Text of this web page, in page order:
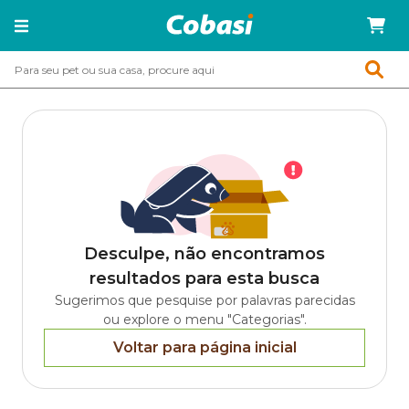
Desculpe, não encontramos
resultados para esta busca
Sugerimos que pesquise por palavras parecidas
ou explore o menu "Categorias".
Voltar para página inicial